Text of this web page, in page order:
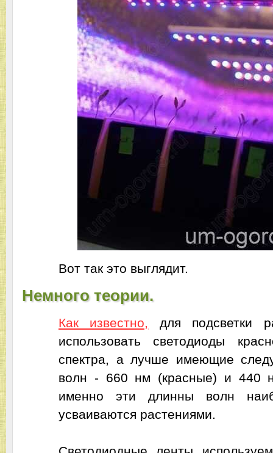
Вот так это выглядит.
Немного теории.
Как известно,
для подсветки
использовать светодиоды
спектра, а лучше имеющие
волн - 660 нм (красные) и 440
именно эти длинны волн
усваиваются растениями.